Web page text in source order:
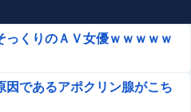
っくりのＡＶ女優ｗｗｗｗｗ
因であるアポクリン腺がこち